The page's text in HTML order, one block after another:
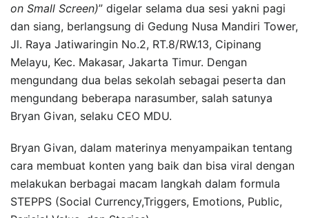
on Small Screen)” digelar selama dua sesi yakni pagi
dan siang, berlangsung di Gedung Nusa Mandiri Tower,
Jl. Raya Jatiwaringin No.2, RT.8/RW.13, Cipinang
Melayu, Kec. Makasar, Jakarta Timur. Dengan
mengundang dua belas sekolah sebagai peserta dan
mengundang beberapa narasumber, salah satunya
Bryan Givan, selaku CEO MDU.
Bryan Givan, dalam materinya menyampaikan tentang
cara membuat konten yang baik dan bisa viral dengan
melakukan berbagai macam langkah dalam formula
STEPPS (Social Currency,Triggers, Emotions, Public,